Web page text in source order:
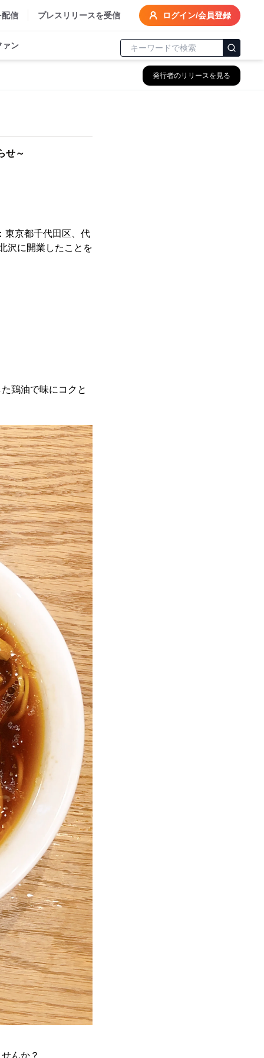
配信 プレスリリースを受信 ログイン/会員登録
ァン
発行者のリリースを見る
せ～
東京都千代田区、代
沢に開業したことを
鶏油で味にコクと
んか？